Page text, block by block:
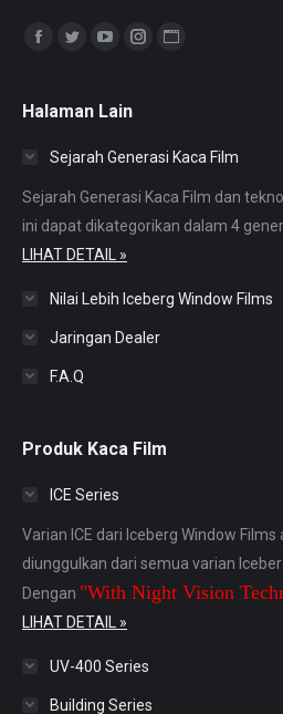
Find us on:
opens
new
window
opens
new
window
opens
new
window
new
window
new
window
Halaman Lain
Sejarah Generasi Kaca Film
Sejarah Generasi Kaca Film dan
ini dapat dikategorikan dalam 4
LIHAT DETAIL »
Nilai Lebih Iceberg Window Films
Jaringan Dealer
F.A.Q
Produk Kaca Film
ICE Series
Varian ICE dari Iceberg Window
diunggulkan dari semua varian
Dengan "With Night Vision
LIHAT DETAIL »
UV-400 Series
Building Series